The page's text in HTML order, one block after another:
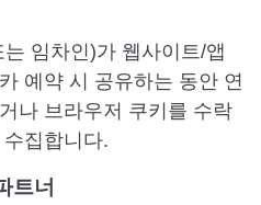
임차인)가 웹사이트/앱
예약 시 공유하는 동안 연
나 브라우저 쿠키를 수락
집합니다.
트너